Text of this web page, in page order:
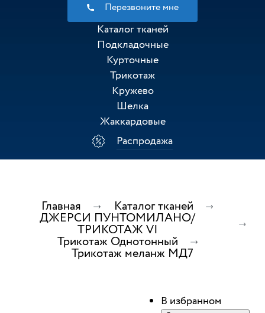
Перезвоните мне
Каталог тканей
Подкладочные
Курточные
Трикотаж
Кружево
Шелка
Жаккардовые
Распродажа
Главная Каталог тканей
ДЖЕРСИ ПУНТОМИЛАНО/
ТРИКОТАЖ VI
Трикотаж Однотонный
Трикотаж меланж МД7
В избранном